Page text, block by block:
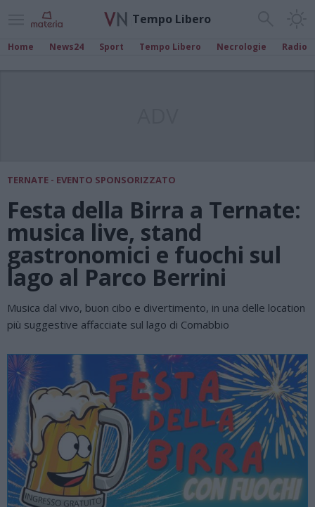
Tempo Libero
Home News24 Sport Tempo Libero Necrologie Radio
TERNATE - EVENTO SPONSORIZZATO
Festa della Birra a Ternate:
musica live, stand
gastronomici e fuochi sul
lago al Parco Berrini
Musica dal vivo, buon cibo e divertimento, in una delle location
più suggestive affacciate sul lago di Comabbio